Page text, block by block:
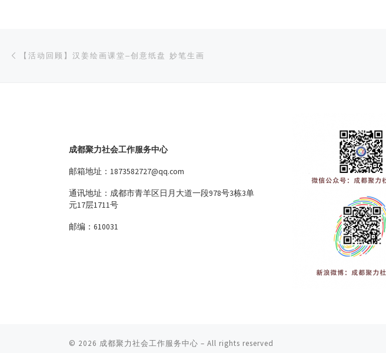
文章导航
【活动回顾】汉姜绘画课堂–创意纸盘 妙笔生画
成都聚力社会工作服务中心
邮箱地址：1873582727@qq.com
通讯地址：成都市青羊区日月大道一段978号3栋3单
元17层1711号
邮编：610031
© 2026 成都聚力社会工作服务中心 – All rights reserved